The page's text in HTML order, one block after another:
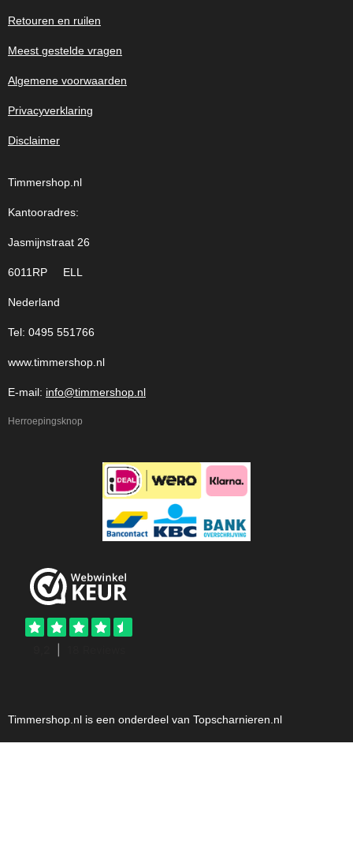
Retouren en ruilen
Meest gestelde vragen
Algemene voorwaarden
Privacyverklaring
Disclaimer
Timmershop.nl
Kantooradres:
Jasmijnstraat 26
6011RP ELL
Nederland
Tel: 0495 551766
www.timmershop.nl
E-mail: info@timmershop.nl
Herroepingsknop
Timmershop.nl is een onderdeel van Topscharnieren.nl